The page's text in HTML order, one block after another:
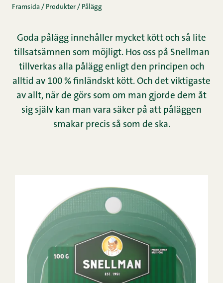
Framsida / Produkter / Pålägg
Goda pålägg innehåller mycket kött och så lite
tillsatsämnen som möjligt. Hos oss på Snellman
tillverkas alla pålägg enligt den principen och
alltid av 100 % finländskt kött. Och det viktigaste
av allt, när de görs som om man gjorde dem åt
sig själv kan man vara säker på att påläggen
smakar precis så som de ska.